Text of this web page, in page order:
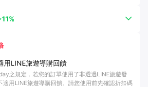
用LINE旅遊導購回饋
之規定，若您的訂單使用了非透過LINE旅遊發
適用LINE旅遊導購回饋。請您使用前先確認折扣碼